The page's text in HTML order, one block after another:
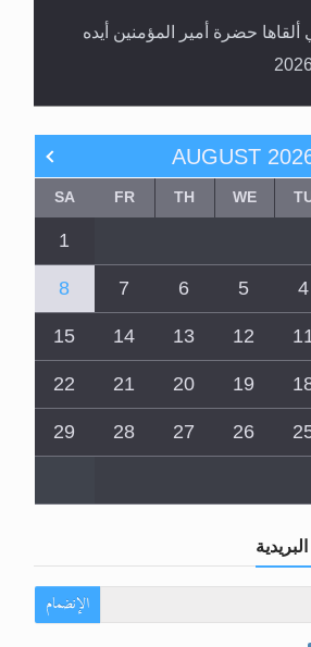
حضرة أمير المؤمنين أيده
AUGUST
WE
TH
FR
SA
1
4
5
6
7
8
12
13
14
15
19
20
21
22
26
27
28
29
الإنضمام